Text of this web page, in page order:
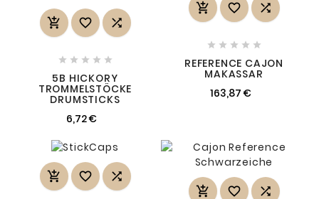
  
    
5B HICKORY
TROMMELSTÖCKE
DRUMSTICKS
6,72 €
  
    
REFERENCE CAJON
MAKASSAR
163,87 €
  
  